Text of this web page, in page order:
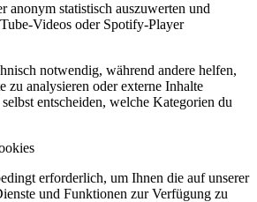
anonym statistisch auszuwerten und
Videos oder Spotify-Player
notwendig, während andere helfen,
zu analysieren oder externe Inhalte
entscheiden, welche Kategorien du
erforderlich, um Ihnen die auf unserer
und Funktionen zur Verfügung zu